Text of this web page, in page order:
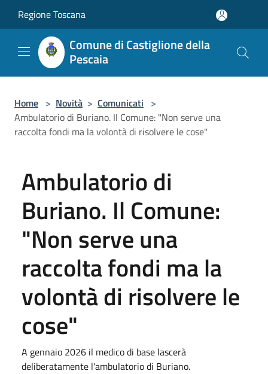
Regione Toscana
Comune di Castiglione della
Pescaia
Home > Novità > Comunicati >
Ambulatorio di Buriano. Il Comune: "Non serve una
raccolta fondi ma la volontà di risolvere le cose"
Ambulatorio di
Buriano. Il Comune:
"Non serve una
raccolta fondi ma la
volontà di risolvere le
cose"
A gennaio 2026 il medico di base lascerà
deliberatamente l'ambulatorio di Buriano.